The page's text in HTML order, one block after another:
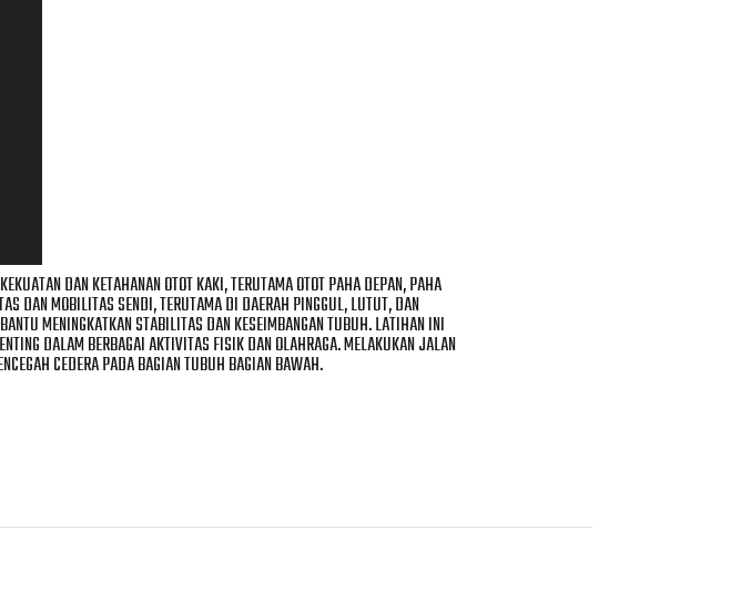
DAN KETAHANAN OTOT KAKI, TERUTAMA OTOT PAHA DEPAN, PAHA
DAN MOBILITAS SENDI, TERUTAMA DI DAERAH PINGGUL, LUTUT, DAN
MENINGKATKAN STABILITAS DAN KESEIMBANGAN TUBUH. LATIHAN INI
DALAM BERBAGAI AKTIVITAS FISIK DAN OLAHRAGA. MELAKUKAN JALAN
CEDERA PADA BAGIAN TUBUH BAGIAN BAWAH.